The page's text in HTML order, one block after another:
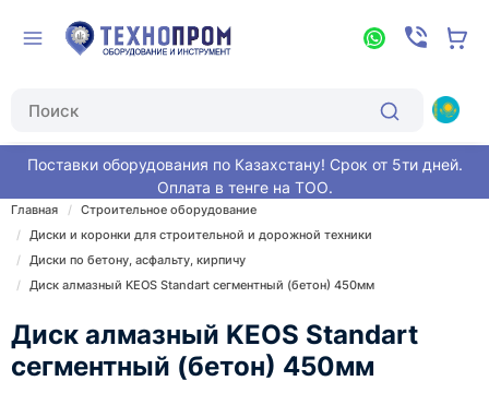
Поставки оборудования по Казахстану! Срок от 5ти дней.
Оплата в тенге на ТОО.
Главная
Строительное оборудование
Диски и коронки для строительной и дорожной техники
Диски по бетону, асфальту, кирпичу
Диск алмазный KEOS Standart сегментный (бетон) 450мм
Диск алмазный KEOS Standart
сегментный (бетон) 450мм